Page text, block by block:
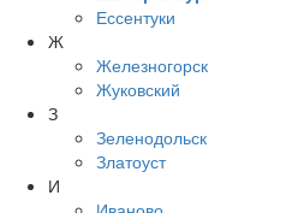
Ессентуки
Ж
Железногорск
Жуковский
З
Зеленодольск
Златоуст
И